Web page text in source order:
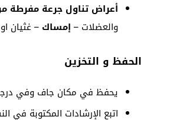
أعراض تناول جرعة مفرطة
والعضلات – إمساك – غثيان
الحفظ و التخزين
يحفظ في مكان جاف وفي درجة حرارة
اتبع الإرشادات المكتوبة في